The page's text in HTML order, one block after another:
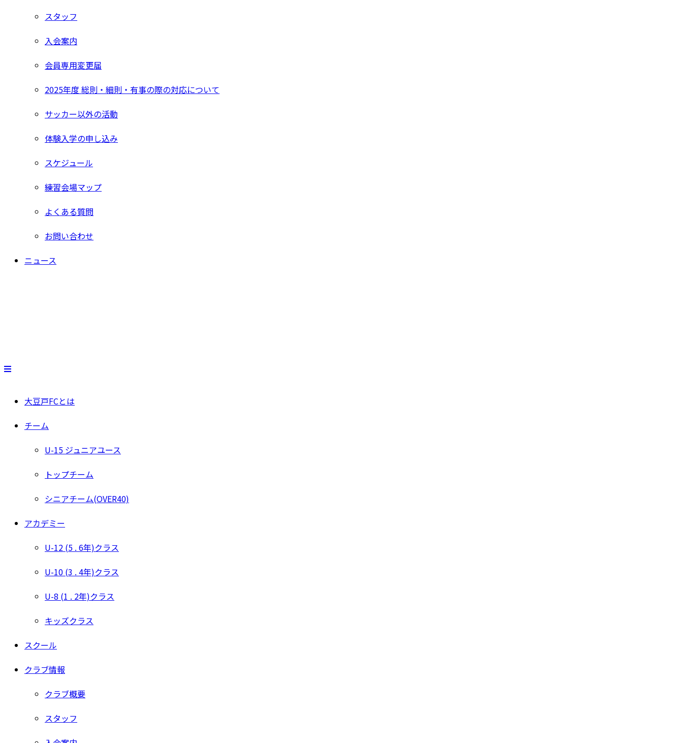
スタッフ
入会案内
会員専用変更届
2025年度 総則・細則・有事の際の対応について
サッカー以外の活動
体験入学の申し込み
スケジュール
練習会場マップ
よくある質問
お問い合わせ
ニュース
大豆戸FCとは
チーム
U-15 ジュニアユース
トップチーム
シニアチーム(OVER40)
アカデミー
U-12 (5 . 6年)クラス
U-10 (3 . 4年)クラス
U-8 (1 . 2年)クラス
キッズクラス
スクール
クラブ情報
クラブ概要
スタッフ